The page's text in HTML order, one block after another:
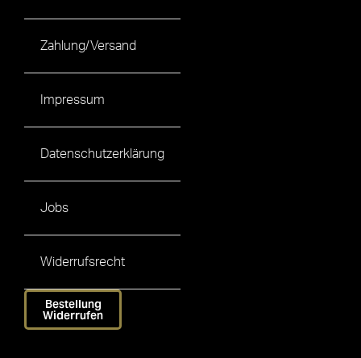
Zahlung/Versand
Impressum
Datenschutzerklärung
Jobs
Widerrufsrecht
Bestellung
Widerrufen